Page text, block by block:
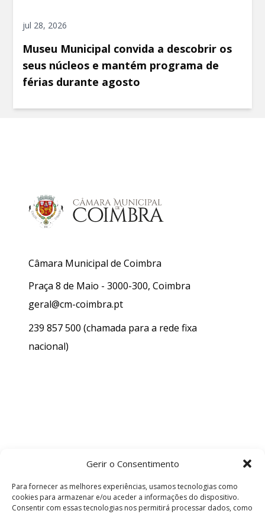
Gerir o Consentimento
Para fornecer as melhores experiências, usamos tecnologias como
cookies para armazenar e/ou aceder a informações do dispositivo.
Consentir com essas tecnologias nos permitirá processar dados, como
jul 28, 2026
Museu Municipal convida a descobrir os
seus núcleos e mantém programa de
férias durante agosto
Câmara Municipal de Coimbra
Praça 8 de Maio - 3000-300, Coimbra
geral@cm-coimbra.pt
239 857 500 (chamada para a rede fixa
nacional)